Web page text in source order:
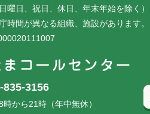
曜日、祝日、休日、年末年始を除く）
時間が異なる組織、施設があります。
835-3156
から21時（年中無休）